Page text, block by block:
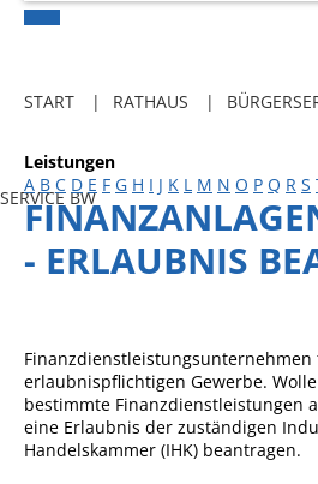
Social
START RATHAUS
SERVICE BW
Leistungen
A B C D E F G H I J K L M N O P Q R S
- ERLAUBNIS
erlaubnispflichtigen Gewerbe.
bestimmte Finanzdienstleistungen
eine Erlaubnis der zuständigen
Handelskammer (IHK) beantragen.